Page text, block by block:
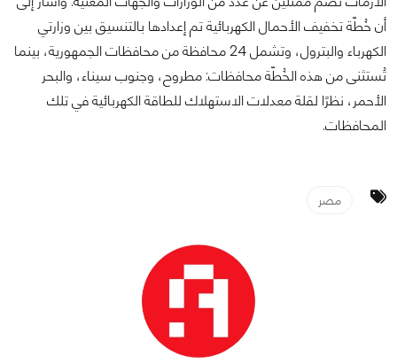
أن خُطّة تخفيف الأحمال الكهربائية تم إعدادها بالتنسيق بين وزارتي
الكهرباء والبترول، وتشمل 24 محافظة من محافظات الجمهورية، بينما
تُستثنى من هذه الخُطّة محافظات: مطروح، وجنوب سيناء، والبحر
الأحمر، نظرًا لقلة معدلات الاستهلاك للطاقة الكهربائية في تلك
المحافظات.
مصر